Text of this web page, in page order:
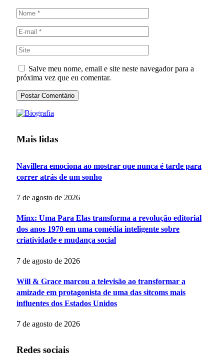
Salve meu nome, email e site neste navegador para a
próxima vez que eu comentar.
Mais lidas
Navillera emociona ao mostrar que nunca é tarde para
correr atrás de um sonho
7 de agosto de 2026
Minx: Uma Para Elas transforma a revolução editorial
dos anos 1970 em uma comédia inteligente sobre
criatividade e mudança social
7 de agosto de 2026
Will & Grace marcou a televisão ao transformar a
amizade em protagonista de uma das sitcoms mais
influentes dos Estados Unidos
7 de agosto de 2026
Redes sociais